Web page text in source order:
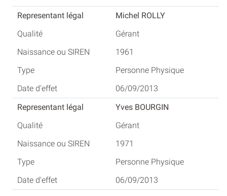
Michel ROLLY
Gérant
1961
Personne Physique
06/09/2013
Yves BOURGIN
Gérant
1971
Personne Physique
06/09/2013